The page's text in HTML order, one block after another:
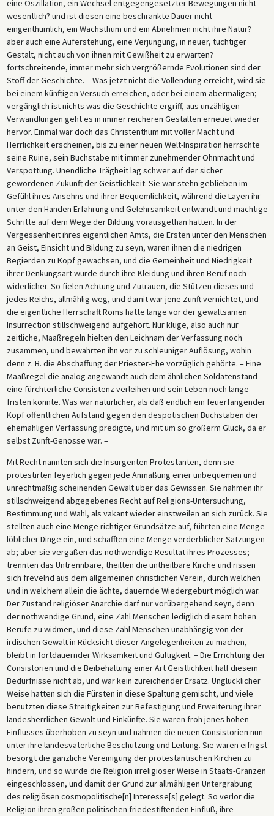
eine Oszillation, ein Wechsel entgegengesetzter Bewegungen nicht
wesentlich? und ist diesen eine beschränkte Dauer nicht
eingenthümlich, ein Wachsthum und ein Abnehmen nicht ihre Natur?
aber auch eine Auferstehung, eine Verjüngung, in neuer, tüchtiger
Gestalt, nicht auch von ihnen mit Gewißheit zu erwarten?
fortschreitende, immer mehr sich vergrößernde Evolutionen sind der
Stoff der Geschichte. – Was jetzt nicht die Vollendung erreicht, wird sie
bei einem künftigen Versuch erreichen, oder bei einem abermaligen;
vergänglich ist nichts was die Geschichte ergriff, aus unzähligen
Verwandlungen geht es in immer reicheren Gestalten erneuet wieder
hervor. Einmal war doch das Christenthum mit voller Macht und
Herrlichkeit erscheinen, bis zu einer neuen Welt-Inspiration herrschte
seine Ruine, sein Buchstabe mit immer zunehmender Ohnmacht und
Verspottung. Unendliche Trägheit lag schwer auf der sicher
gewordenen Zukunft der Geistlichkeit. Sie war stehn geblieben im
Gefühl ihres Ansehns und ihrer Bequemlichkeit, während die Layen ihr
unter den Händen Erfahrung und Gelehrsamkeit entwandt und mächtige
Schritte auf dem Wege der Bildung vorausgethan hatten. In der
Vergessenheit ihres eigentlichen Amts, die Ersten unter den Menschen
an Geist, Einsicht und Bildung zu seyn, waren ihnen die niedrigen
Begierden zu Kopf gewachsen, und die Gemeinheit und Niedrigkeit
ihrer Denkungsart wurde durch ihre Kleidung und ihren Beruf noch
widerlicher. So fielen Achtung und Zutrauen, die Stützen dieses und
jedes Reichs, allmählig weg, und damit war jene Zunft vernichtet, und
die eigentliche Herrschaft Roms hatte lange vor der gewaltsamen
Insurrection stillschweigend aufgehört. Nur kluge, also auch nur
zeitliche, Maaßregeln hielten den Leichnam der Verfassung noch
zusammen, und bewahrten ihn vor zu schleuniger Auflösung, wohin
denn z. B. die Abschaffung der Priester-Ehe vorzüglich gehörte. – Eine
Maaßregel die analog angewandt auch dem ähnlichen Soldatenstand
eine fürchterliche Consistenz verleihen und sein Leben noch lange
fristen könnte. Was war natürlicher, als daß endlich ein feuerfangender
Kopf öffentlichen Aufstand gegen den despotischen Buchstaben der
ehemahligen Verfassung predigte, und mit um so größerm Glück, da er
selbst Zunft-Genosse war. –
Mit Recht nannten sich die Insurgenten Protestanten, denn sie
protestirten feyerlich gegen jede Anmaßung einer unbequemen und
unrechtmäßig scheinenden Gewalt über das Gewissen. Sie nahmen ihr
stillschweigend abgegebenes Recht auf Religions-Untersuchung,
Bestimmung und Wahl, als vakant wieder einstweilen an sich zurück. Sie
stellten auch eine Menge richtiger Grundsätze auf, führten eine Menge
löblicher Dinge ein, und schafften eine Menge verderblicher Satzungen
ab; aber sie vergaßen das nothwendige Resultat ihres Prozesses;
trennten das Untrennbare, theilten die untheilbare Kirche und rissen
sich frevelnd aus dem allgemeinen christlichen Verein, durch welchen
und in welchem allein die ächte, dauernde Wiedergeburt möglich war.
Der Zustand religiöser Anarchie darf nur vorübergehend seyn, denn
der nothwendige Grund, eine Zahl Menschen lediglich diesem hohen
Berufe zu widmen, und diese Zahl Menschen unabhängig von der
irdischen Gewalt in Rücksicht dieser Angelegenheiten zu machen,
bleibt in fortdauernder Wirksamkeit und Gültigkeit. – Die Errichtung der
Consistorien und die Beibehaltung einer Art Geistlichkeit half diesem
Bedürfnisse nicht ab, und war kein zureichender Ersatz. Unglücklicher
Weise hatten sich die Fürsten in diese Spaltung gemischt, und viele
benutzten diese Streitigkeiten zur Befestigung und Erweiterung ihrer
landesherrlichen Gewalt und Einkünfte. Sie waren froh jenes hohen
Einflusses überhoben zu seyn und nahmen die neuen Consistorien nun
unter ihre landesväterliche Beschützung und Leitung. Sie waren eifrigst
besorgt die gänzliche Vereinigung der protestantischen Kirchen zu
hindern, und so wurde die Religion irreligiöser Weise in Staats-Gränzen
eingeschlossen, und damit der Grund zur allmähligen Untergrabung
des religiösen cosmopolitische[n] Interesse[s] gelegt. So verlor die
Religion ihren großen politischen friedestiftenden Einfluß, ihre